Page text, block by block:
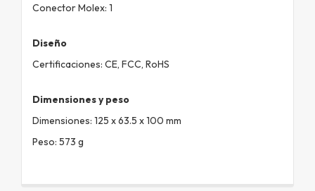
Conector Molex: 1
Diseño
Certificaciones: CE, FCC, RoHS
Dimensiones y peso
Dimensiones: 125 x 63.5 x 100 mm
Peso: 573 g